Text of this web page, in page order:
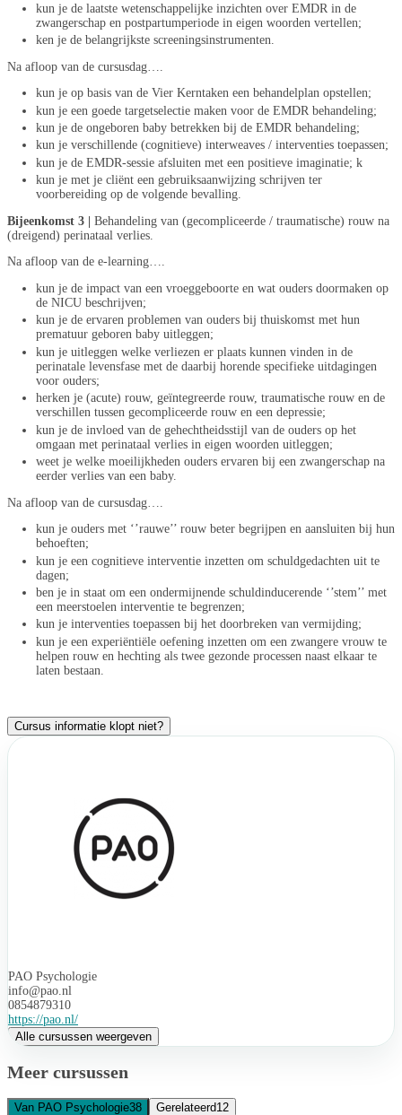
kun je de laatste wetenschappelijke inzichten over EMDR in de
zwangerschap en postpartumperiode in eigen woorden vertellen;
ken je de belangrijkste screeningsinstrumenten.
Na afloop van de cursusdag….
kun je op basis van de Vier Kerntaken een behandelplan opstellen;
kun je een goede targetselectie maken voor de EMDR behandeling;
kun je de ongeboren baby betrekken bij de EMDR behandeling;
kun je verschillende (cognitieve) interweaves / interventies toepassen;
kun je de EMDR-sessie afsluiten met een positieve imaginatie; k
kun je met je cliënt een gebruiksaanwijzing schrijven ter
voorbereiding op de volgende bevalling.
Bijeenkomst 3 | Behandeling van (gecompliceerde / traumatische) rouw na
(dreigend) perinataal verlies.
Na afloop van de e-learning….
kun je de impact van een vroeggeboorte en wat ouders doormaken op
de NICU beschrijven;
kun je de ervaren problemen van ouders bij thuiskomst met hun
prematuur geboren baby uitleggen;
kun je uitleggen welke verliezen er plaats kunnen vinden in de
perinatale levensfase met de daarbij horende specifieke uitdagingen
voor ouders;
herken je (acute) rouw, geïntegreerde rouw, traumatische rouw en de
verschillen tussen gecompliceerde rouw en een depressie;
kun je de invloed van de gehechtheidsstijl van de ouders op het
omgaan met perinataal verlies in eigen woorden uitleggen;
weet je welke moeilijkheden ouders ervaren bij een zwangerschap na
eerder verlies van een baby.
Na afloop van de cursusdag….
kun je ouders met ‘’rauwe’’ rouw beter begrijpen en aansluiten bij hun
behoeften;
kun je een cognitieve interventie inzetten om schuldgedachten uit te
dagen;
ben je in staat om een ondermijnende schuldinducerende ‘’stem’’ met
een meerstoelen interventie te begrenzen;
kun je interventies toepassen bij het doorbreken van vermijding;
kun je een experiëntiële oefening inzetten om een zwangere vrouw te
helpen rouw en hechting als twee gezonde processen naast elkaar te
laten bestaan.
Cursus informatie klopt niet?
PAO Psychologie
info@pao.nl
0854879310
https://pao.nl/
Alle cursussen weergeven
Meer cursussen
Van PAO Psychologie38 Gerelateerd12